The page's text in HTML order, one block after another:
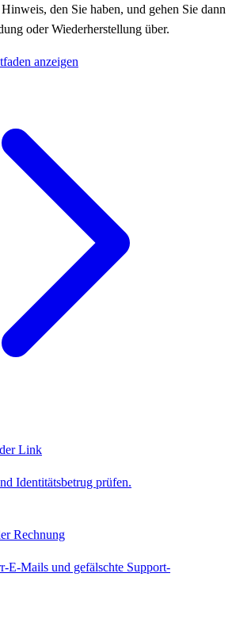
den Sie haben, und gehen Sie dann
oder Wiederherstellung über.
anzeigen
Link
Identitätsbetrug prüfen.
Rechnung
E-Mails und gefälschte Support-